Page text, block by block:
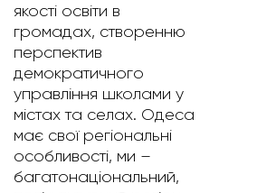
якості освіти в
громадах, створенню
перспектив
демократичного
управління школами у
містах та селах. Одеса
має свої регіональні
особливості, ми –
багатонаціональний,